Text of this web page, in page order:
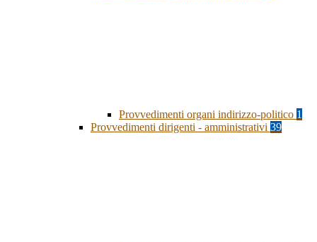
Provvedimenti organi indirizzo-politico 1
Provvedimenti dirigenti - amministrativi 39